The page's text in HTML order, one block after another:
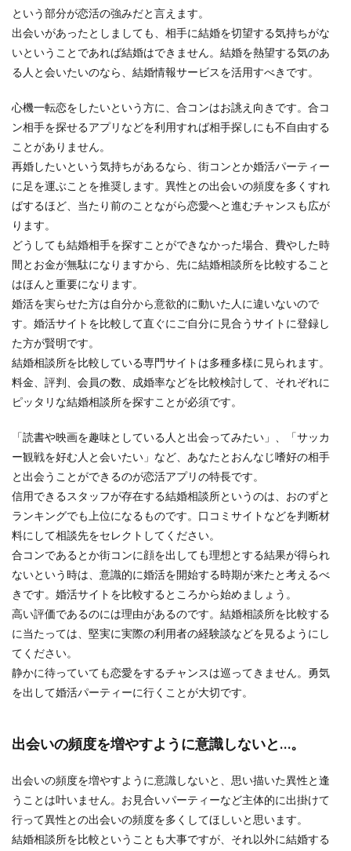
という部分が恋活の強みだと言えます。
出会いがあったとしましても、相手に結婚を切望する気持ちがな
いということであれば結婚はできません。結婚を熱望する気のあ
る人と会いたいのなら、結婚情報サービスを活用すべきです。
心機一転恋をしたいという方に、合コンはお誂え向きです。合コ
ン相手を探せるアプリなどを利用すれば相手探しにも不自由する
ことがありません。
再婚したいという気持ちがあるなら、街コンとか婚活パーティー
に足を運ぶことを推奨します。異性との出会いの頻度を多くすれ
ばするほど、当たり前のことながら恋愛へと進むチャンスも広が
ります。
どうしても結婚相手を探すことができなかった場合、費やした時
間とお金が無駄になりますから、先に結婚相談所を比較すること
はほんと重要になります。
婚活を実らせた方は自分から意欲的に動いた人に違いないので
す。婚活サイトを比較して直ぐにご自分に見合うサイトに登録し
た方が賢明です。
結婚相談所を比較している専門サイトは多種多様に見られます。
料金、評判、会員の数、成婚率などを比較検討して、それぞれに
ピッタリな結婚相談所を探すことが必須です。
「読書や映画を趣味としている人と出会ってみたい」、「サッカ
ー観戦を好む人と会いたい」など、あなたとおんなじ嗜好の相手
と出会うことができるのが恋活アプリの特長です。
信用できるスタッフが存在する結婚相談所というのは、おのずと
ランキングでも上位になるものです。口コミサイトなどを判断材
料にして相談先をセレクトしてください。
合コンであるとか街コンに顔を出しても理想とする結果が得られ
ないという時は、意識的に婚活を開始する時期が来たと考えるべ
きです。婚活サイトを比較するところから始めましょう。
高い評価であるのには理由があるのです。結婚相談所を比較する
に当たっては、堅実に実際の利用者の経験談などを見るようにし
てください。
静かに待っていても恋愛をするチャンスは巡ってきません。勇気
を出して婚活パーティーに行くことが大切です。
出会いの頻度を増やすように意識しないと…。
出会いの頻度を増やすように意識しないと、思い描いた異性と逢
うことは叶いません。お見合いパーティーなど主体的に出掛けて
行って異性との出会いの頻度を多くしてほしいと思います。
結婚相談所を比較ということも大事ですが、それ以外に結婚する